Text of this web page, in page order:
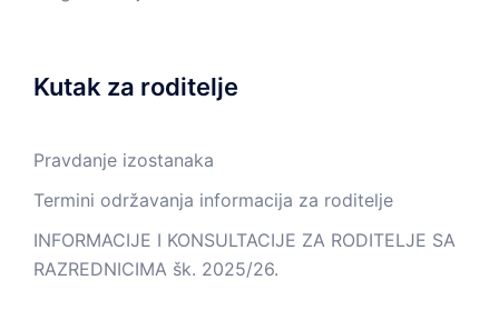
Kutak za roditelje
Pravdanje izostanaka
Termini održavanja informacija za roditelje
INFORMACIJE I KONSULTACIJE ZA RODITELJE SA
RAZREDNICIMA šk. 2025/26.